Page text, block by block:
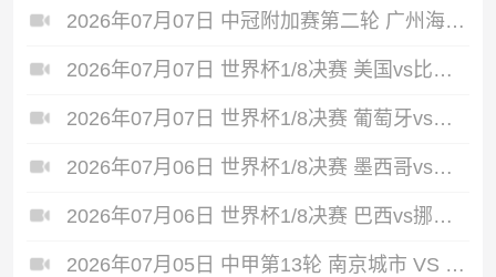
2026年07月07日 中冠附加赛第二轮 广州海珠醒派 VS 吴川青年 全场录像
2026年07月07日 世界杯1/8决赛 美国vs比利时 全场录像
2026年07月07日 世界杯1/8决赛 葡萄牙vs西班牙 全场录像
2026年07月06日 世界杯1/8决赛 墨西哥vs英格兰 全场录像
2026年07月06日 世界杯1/8决赛 巴西vs挪威 全场录像
2026年07月05日 中甲第13轮 南京城市 VS 佛山南狮 全场录像